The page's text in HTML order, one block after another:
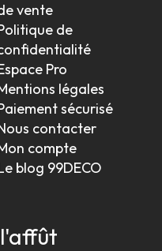
vente
de
Pro
légales
sécurisé
contacter
compte
blog 99DECO